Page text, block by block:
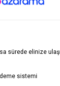
sürede elinize
sistemi